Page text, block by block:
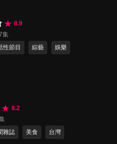
8.9
集
性節目 綜藝 娛樂
8.2
雜誌 美食 台灣